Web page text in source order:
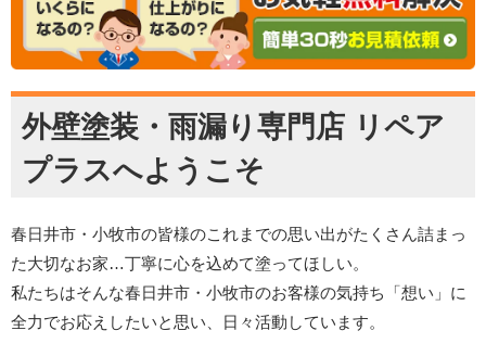
外壁塗装・雨漏り専門店 リペア
プラスへようこそ
春日井市・小牧市の皆様のこれまでの思い出がたくさん詰まっ
た大切なお家…丁寧に心を込めて塗ってほしい。
私たちはそんな春日井市・小牧市のお客様の気持ち「想い」に
全力でお応えしたいと思い、日々活動しています。